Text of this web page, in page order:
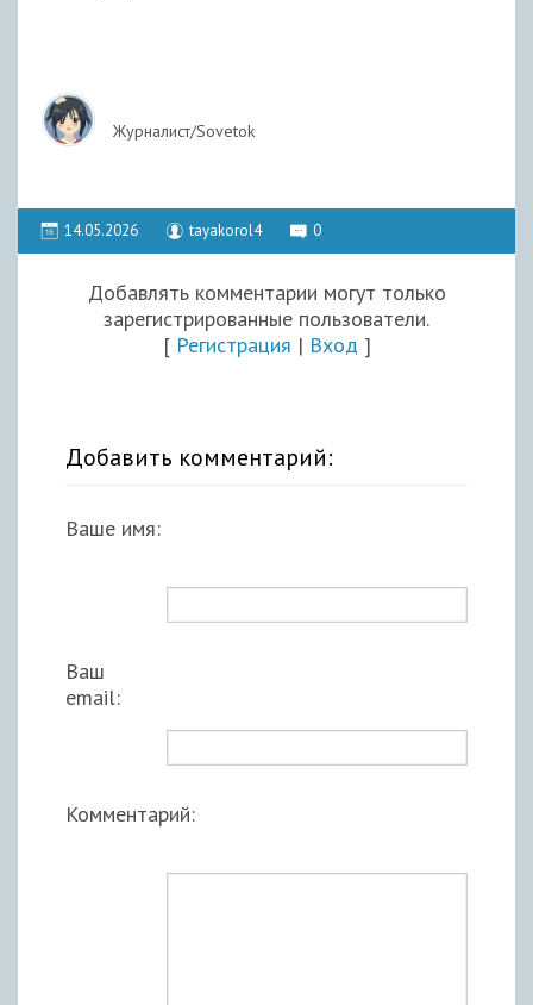
Журналист/Sovetok
14.05.2026 tayakorol4 0
Добавлять комментарии могут только
зарегистрированные пользователи.
[ Регистрация | Вход ]
Добавить комментарий:
Ваше имя:
Ваш
email:
Комментарий: